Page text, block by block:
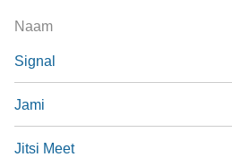
Naam
Signal
Jami
Jitsi Meet